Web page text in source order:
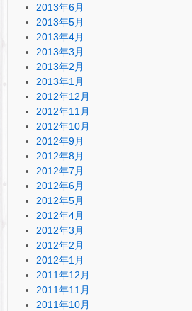
2013年6月
2013年5月
2013年4月
2013年3月
2013年2月
2013年1月
2012年12月
2012年11月
2012年10月
2012年9月
2012年8月
2012年7月
2012年6月
2012年5月
2012年4月
2012年3月
2012年2月
2012年1月
2011年12月
2011年11月
2011年10月